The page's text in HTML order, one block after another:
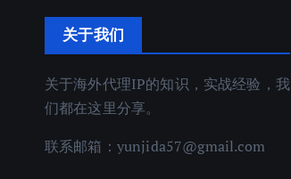
关于我们
关于海外代理IP的知识，实战经验，我
们都在这里分享。
联系邮箱： yunjida57@gmail.com